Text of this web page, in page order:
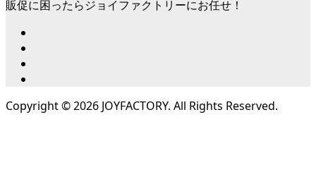
販促に困ったらジョイファクトリーにお任せ！
Copyright ©2026 JOYFACTORY. All Rights Reserved.